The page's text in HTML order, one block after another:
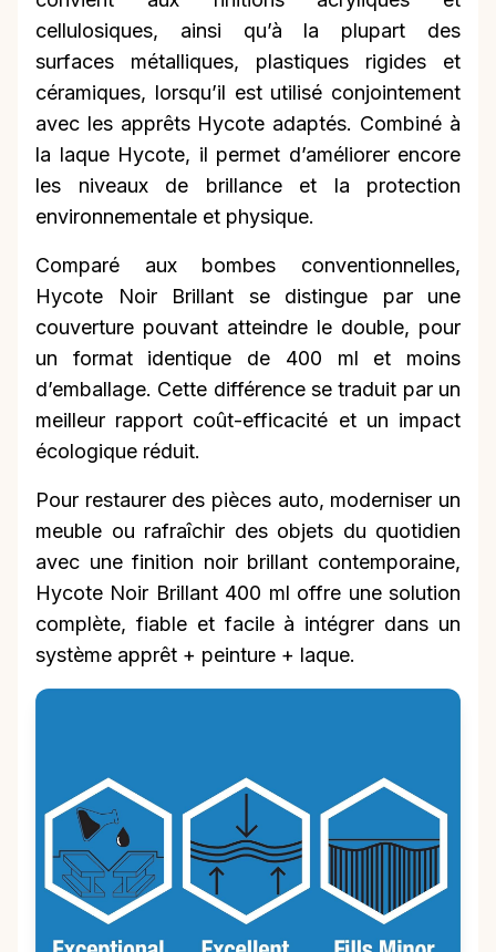
cellulosiques, ainsi qu’à la plupart des
surfaces métalliques, plastiques rigides et
céramiques, lorsqu’il est utilisé conjointement
avec les apprêts Hycote adaptés. Combiné à
la laque Hycote, il permet d’améliorer encore
les niveaux de brillance et la protection
environnementale et physique.
Comparé aux bombes conventionnelles,
Hycote Noir Brillant se distingue par une
couverture pouvant atteindre le double, pour
un format identique de 400 ml et moins
d’emballage. Cette différence se traduit par un
meilleur rapport coût-efficacité et un impact
écologique réduit.
Pour restaurer des pièces auto, moderniser un
meuble ou rafraîchir des objets du quotidien
avec une finition noir brillant contemporaine,
Hycote Noir Brillant 400 ml offre une solution
complète, fiable et facile à intégrer dans un
système apprêt + peinture + laque.